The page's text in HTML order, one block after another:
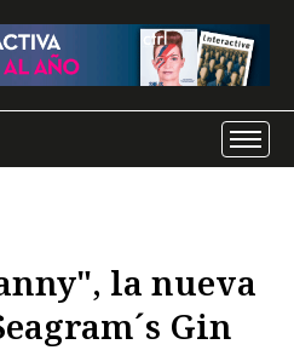
la nueva
Gin